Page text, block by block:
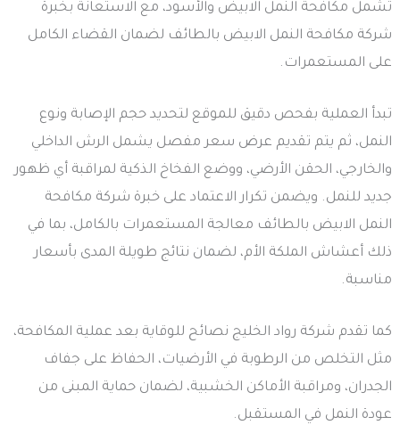
تشمل مكافحة النمل الابيض والأسود، مع الاستعانة بخبرة
شركة مكافحة النمل الابيض بالطائف لضمان القضاء الكامل
على المستعمرات.
تبدأ العملية بفحص دقيق للموقع لتحديد حجم الإصابة ونوع
النمل، ثم يتم تقديم عرض سعر مفصل يشمل الرش الداخلي
والخارجي، الحقن الأرضي، ووضع الفخاخ الذكية لمراقبة أي ظهور
جديد للنمل. ويضمن تكرار الاعتماد على خبرة شركة مكافحة
النمل الابيض بالطائف معالجة المستعمرات بالكامل، بما في
ذلك أعشاش الملكة الأم، لضمان نتائج طويلة المدى بأسعار
مناسبة.
كما تقدم شركة رواد الخليج نصائح للوقاية بعد عملية المكافحة،
مثل التخلص من الرطوبة في الأرضيات، الحفاظ على جفاف
الجدران، ومراقبة الأماكن الخشبية، لضمان حماية المبنى من
عودة النمل في المستقبل.